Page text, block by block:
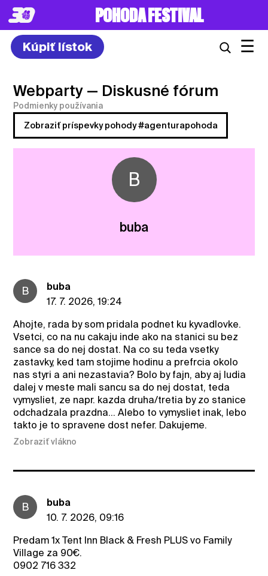
POHODA FESTIVAL
Kúpiť lístok ☰
Webparty — Diskusné fórum
Podmienky používania
Zobraziť príspevky pohody #agenturapohoda
B
buba
B
buba
17. 7. 2026, 19:24
Ahojte, rada by som pridala podnet ku kyvadlovke.
Vsetci, co na nu cakaju inde ako na stanici su bez
sance sa do nej dostat. Na co su teda vsetky
zastavky, ked tam stojime hodinu a prefrcia okolo
nas styri a ani nezastavia? Bolo by fajn, aby aj ludia
dalej v meste mali sancu sa do nej dostat, teda
vymysliet, ze napr. kazda druha/tretia by zo stanice
odchadzala prazdna... Alebo to vymysliet inak, lebo
takto je to spravene dost nefer. Dakujeme.
Zobraziť vlákno
B
buba
10. 7. 2026, 09:16
Predam 1x Tent Inn Black & Fresh PLUS vo Family
Village za 90€.
0902 716 332